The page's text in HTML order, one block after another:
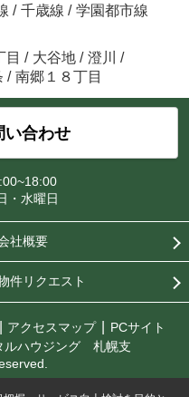
/ 千歳線 / 学園都市線
目 / 大谷地 / 澄川
/
/ 南郷１８丁目
い合わせ
・水曜日
社概要
件リクエスト
アクセスマップ
PCサイト
ルハウジング 札幌支